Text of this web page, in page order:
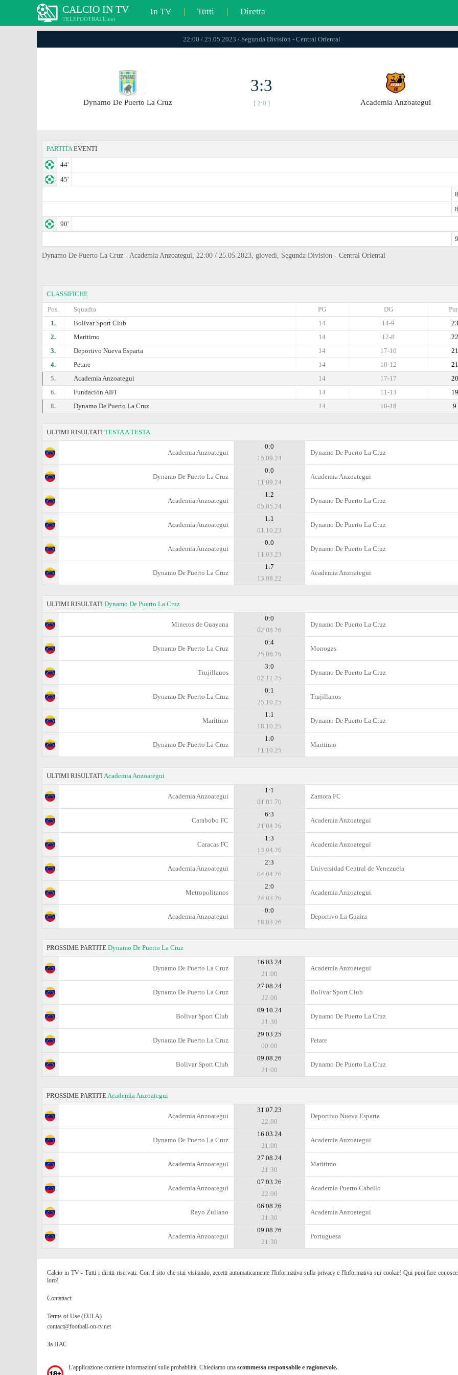
CALCIO IN TV
TELEFOOTBALL.net
In TV | Tutti | Diretta
22:00 / 25.05.2023 / Segunda Division - Central Oriental
Dynamo De Puerto La Cruz
3:3
[ 2:0 ] Academia Anzoategui
PARTITAEVENTI
44'
45'
90'
Dynamo De Puerto La Cruz - Academia Anzoategui, 22:00 / 25.05.2023, giovedi, Segunda Division - Central Oriental
CLASSIFICHE
Pos.
Squadra DG
PG
1.
Bolivar Sport Club 23
14-9
14
2.
Maritimo 22
12-8
14
3.
Deportivo Nueva Esparta 21
17-10
14
4.
Petare 21
10-12
14
5.
Academia Anzoategui 20
17-17
14
6.
Fundación AIFI 19
11-13
14
8.
Dynamo De Puerto La Cruz 9
10-18
14
ULTIMI RISULTATI TESTA A TESTA
Academia Anzoategui
0:0
15.09.24
Dynamo De Puerto La Cruz
Dynamo De Puerto La Cruz
0:0
11.09.24
Academia Anzoategui
Academia Anzoategui
1:2
05.05.24
Dynamo De Puerto La Cruz
Academia Anzoategui
1:1
01.10.23
Dynamo De Puerto La Cruz
Academia Anzoategui
0:0
11.03.23
Dynamo De Puerto La Cruz
Dynamo De Puerto La Cruz
1:7
13.08.22
Academia Anzoategui
ULTIMI RISULTATI Dynamo De Puerto La Cruz
Mineros de Guayana
0:0
02.08.26
Dynamo De Puerto La Cruz
Dynamo De Puerto La Cruz
0:4
25.06.26
Monogas
Trujillanos
3:0
02.11.25
Dynamo De Puerto La Cruz
Dynamo De Puerto La Cruz
0:1
25.10.25
Trujillanos
Maritimo
1:1
18.10.25
Dynamo De Puerto La Cruz
Dynamo De Puerto La Cruz
1:0
11.10.25
Maritimo
ULTIMI RISULTATIAcademia Anzoategui
Academia Anzoategui
1:1
01.01.70
Zamora FC
Carabobo FC
6:3
21.04.26
Academia Anzoategui
Caracas FC
1:3
13.04.26
Academia Anzoategui
Academia Anzoategui
2:3
04.04.26
Universidad Central de Venezuela
Metropolitanos
2:0
24.03.26
Academia Anzoategui
Academia Anzoategui
0:0
18.03.26
Deportivo La Guaira
PROSSIME PARTITE Dynamo De Puerto La Cruz
Dynamo De Puerto La Cruz
16.03.24
21:00
Academia Anzoategui
Dynamo De Puerto La Cruz
27.08.24
22:00
Bolivar Sport Club
Bolivar Sport Club
09.10.24
21:30
Dynamo De Puerto La Cruz
Dynamo De Puerto La Cruz
29.03.25
00:00
Petare
Bolivar Sport Club
09.08.26
21:00
Dynamo De Puerto La Cruz
PROSSIME PARTITEAcademia Anzoategui
Academia Anzoategui
31.07.23
22:00
Deportivo Nueva Esparta
Dynamo De Puerto La Cruz
16.03.24
21:00
Academia Anzoategui
Academia Anzoategui
27.08.24
21:30
Maritimo
Academia Anzoategui
07.03.26
22:00
Academia Puerto Cabello
Rayo Zuliano
06.08.26
21:30
Academia Anzoategui
Academia Anzoategui
09.08.26
21:30
Portuguesa
Calcio in TV - Tutti i diritti riservati. Con il sito che stai visitando, accetti automaticamente l'Informativa sulla privacy e l'Informativa sui cookie! Qui puoi fare
loro!
Contattaci:
Terms of Use (EULA)
contact@football-on-tv.net
За НАС
L'applicazione contiene informazioni sulle probabilità. Chiediamo una scommessa responsabile e ragionevole..